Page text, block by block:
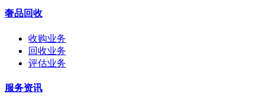
奢品回收
收购业务
回收业务
评估业务
服务资讯